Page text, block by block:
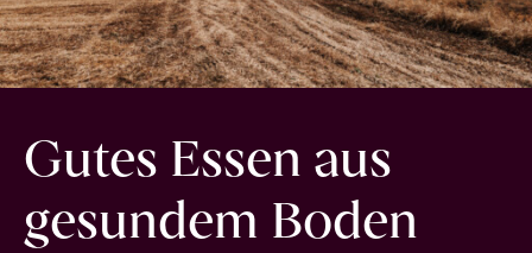
Gutes Essen aus
gesundem Boden